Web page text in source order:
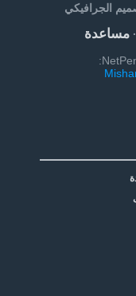
الجرافيكي
مساعدة